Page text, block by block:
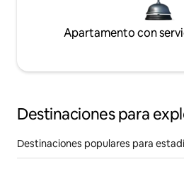
Apartamento con
Destinaciones para
Destinaciones populares para